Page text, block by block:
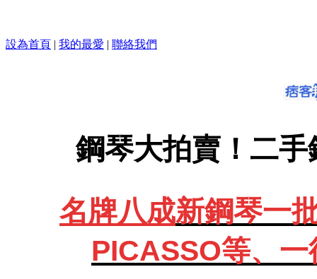
設為首頁 | 我的最愛 | 聯絡我們
鋼琴大拍賣！二
名牌八成新鋼琴一
PICASSO等、 一